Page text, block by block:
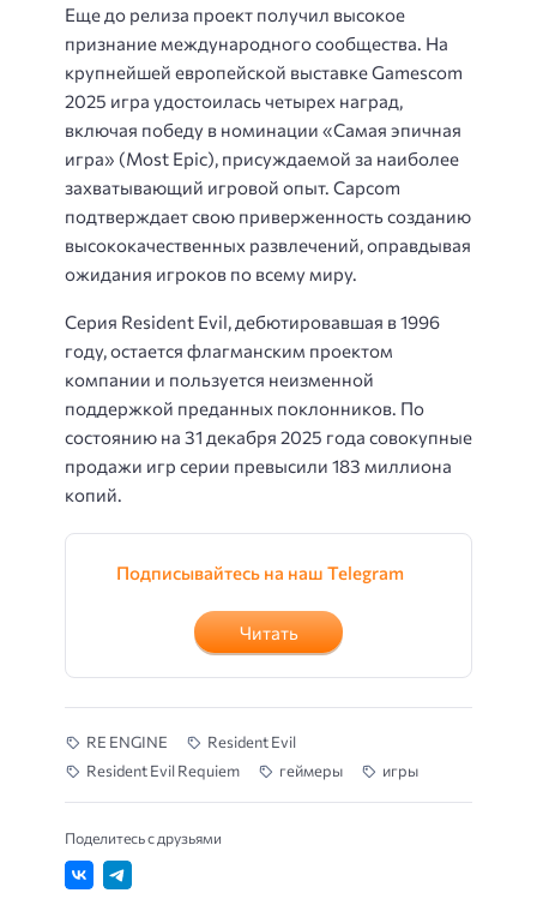
Еще до релиза проект получил высокое
признание международного сообщества. На
крупнейшей европейской выставке Gamescom
2025 игра удостоилась четырех наград,
включая победу в номинации «Самая эпичная
игра» (Most Epic), присуждаемой за наиболее
захватывающий игровой опыт. Capcom
подтверждает свою приверженность созданию
высококачественных развлечений, оправдывая
ожидания игроков по всему миру.
Серия Resident Evil, дебютировавшая в 1996
году, остается флагманским проектом
компании и пользуется неизменной
поддержкой преданных поклонников. По
состоянию на 31 декабря 2025 года совокупные
продажи игр серии превысили 183 миллиона
копий.
Подписывайтесь на наш Telegram
Читать
RE ENGINE
Resident Evil
Resident Evil Requiem
геймеры игры
Поделитесь с друзьями